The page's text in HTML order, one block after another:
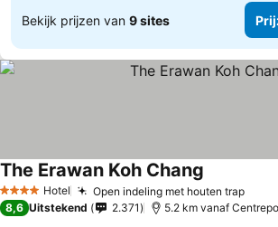
Bekijk prijzen van 9 sites
4 SterrenHotel Open indeling met houten trap
The Erawan Koh Chang
8,6 Uitstekend 2.371 5.2 km vanaf